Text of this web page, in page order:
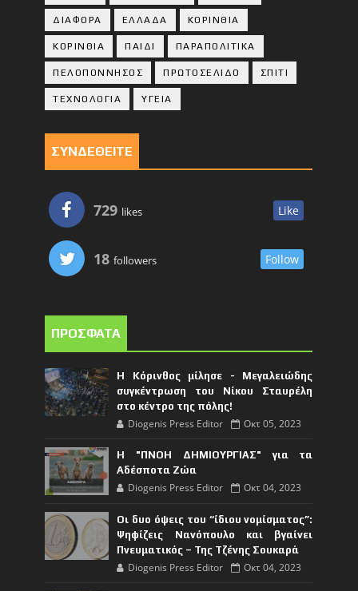
ΔΙΑΦΟΡΑ ΕΛΛΑΔΑ ΚΟΡΙΝΘΙΑ
ΚΟΡΙΝΘΙA ΠΑΙΔΙ ΠΑΡΑΠΟΛΙΤΙΚΑ
ΠΕΛΟΠΟΝΝΗΣΟΣ ΠΡΩΤΟΣΕΛΙΔΟ ΣΠΙΤΙ
ΤΕΧΝΟΛΟΓΙΑ ΥΓΕΙΑ
ΣΥΝΔΕΘΕΙΤΕ
729 likes Like
18 followers Follow
ΠΡΟΣΦΑΤΑ
Η Κόρινθος μίλησε - Μεγαλειώδης
συγκέντρωση του Νίκου Σταυρέλη
στο κέντρο της πόλης!
Diogenis Press Editor Οκτ 05, 2023
Η "ΠΝΟΗ ΔΗΜΙΟΥΡΓΙΑΣ" για τα
Αδέσποτα Ζώα
Diogenis Press Editor Οκτ 04, 2023
Οι δυο όψεις του “ίδιου νομίσματος”:
Ψηφίζεις Νανόπουλο και βγαίνει
Πνευματικός – Της Τζένης Σουκαρά
Diogenis Press Editor Οκτ 04, 2023